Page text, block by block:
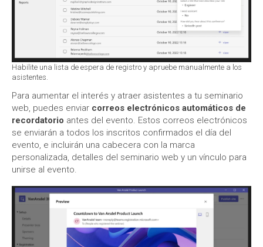
Habilite una lista de espera de registro y apruebe manualmente a los
asistentes.
Para aumentar el interés y atraer asistentes a tu seminario
web, puedes enviar correos electrónicos automáticos de
recordatorio antes del evento. Estos correos electrónicos
se enviarán a todos los inscritos confirmados el día del
evento, e incluirán una cabecera con la marca
personalizada, detalles del seminario web y un vínculo para
unirse al evento.